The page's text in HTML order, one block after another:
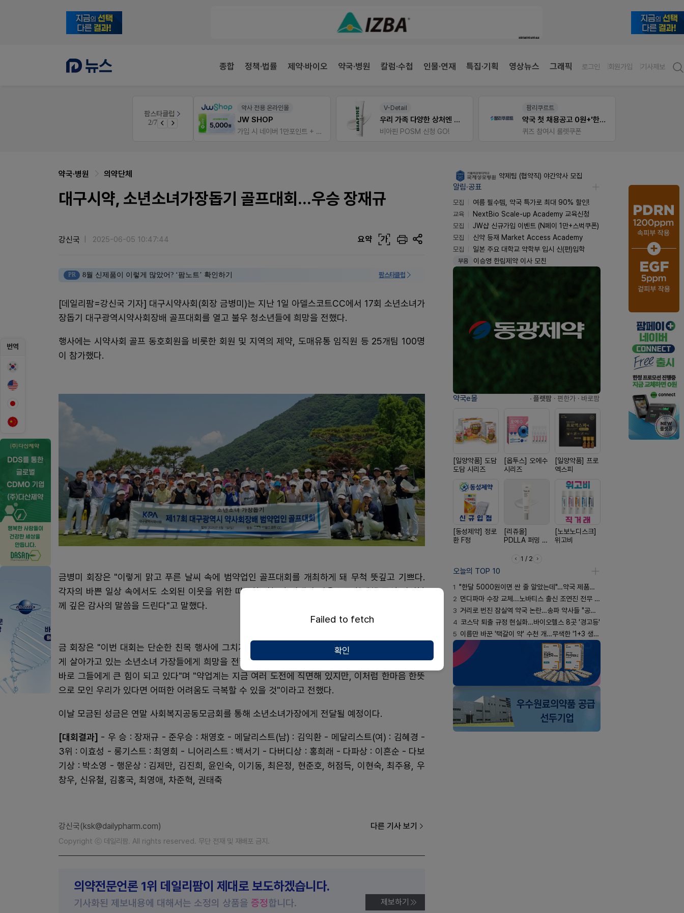
종합 정책·법률 제약·바이오 약국·병원 칼럼·수첩 인물·연재 특집·기획 영상뉴스 그래픽 로그인 회원가입 기사제보
팜스타클럽
3/7
근육통은 오래가니깐!
약사 전용 온라인몰
JW SHOP
가입 시 네이버 1만포인트 + 스벅쿠폰
V-Detail
우리 가족 다양한 상처엔 비아핀!
비아핀 POSM 신청 GO!
팜리쿠르트
약국 첫 채용공고 0원+'한번 더' 무료 연장
퀴즈 참여시 룰렛쿠폰
번역
약국·병원 의약단체
대구시약, 소년소녀가장돕기 골프대회...우승 장재규
강신국 2025-06-05 10:47:44 요약 가
PR 8월 신제품이 이렇게 많았어? ‘팜노트’ 확인하기 팜스타클럽
[데일리팜=강신국 기자] 대구시약사회(회장 금병미)는 지난 1일 아델스코트CC에서 17회 소년소녀가
장돕기 대구광역시약사회장배 골프대회를 열고 불우 청소년들에 희망을 전했다.
행사에는 시약사회 골프 동호회원을 비롯한 회원 및 지역의 제약, 도매유통 임직원 등 25개팀 100명
이 참가했다.
금병미 회장은 "이렇게 맑고 푸른 날씨 속에 범약업인 골프대회를 개최하게 돼 무척 뜻깊고 기쁘다.
각자의 바쁜 일상 속에서도 소외된 이웃을 위한 따뜻한 나눔과 연대의 마음으로 함께해 주신 여러분
께 깊은 감사의 말씀을 드린다"고 말했다.
금 회장은 "이번 대회는 단순한 친목 행사에 그치지 않고, 우리 지역의 어려운 환경 속에서도 꿋꿋하
게 살아가고 있는 소년소녀 가장들에게 희망을 전할 수 있는 대회다. 여러분의 소중한 참여와 성원이
바로 그들에게 큰 힘이 되고 있다"며 "약업계는 지금 여러 도전에 직면해 있지만, 이처럼 한마음 한뜻
으로 모인 우리가 있다면 어떠한 어려움도 극복할 수 있을 것"이라고 전했다.
이날 모금된 성금은 연말 사회복지공동모금회를 통해 소년소녀가장에게 전달될 예정이다.
[대회결과] - 우 승 : 장재규 - 준우승 : 채영호 - 메달리스트(남) : 김익환 - 메달리스트(여) : 김혜경 -
3위 : 이효성 - 롱기스트 : 최영희 - 니어리스트 : 백서기 - 다버디상 : 홍희래 - 다파상 : 이흔순 - 다보
기상 : 박소영 - 행운상 : 김제만, 김진희, 윤인숙, 이기동, 최은정, 현준호, 허점득, 이현숙, 최주용, 우
창우, 신유철, 김홍국, 최영애, 차준혁, 권태축
강신국(ksk@dailypharm.com) 다른 기사 보기
Copyright ⓒ 데일리팜. All rights reserved. 무단 전재 및 재배포 금지.
의약전문언론 1위 데일리팜이 제대로 보도하겠습니다.
기사화된 제보내용에 대해서는 소정의 상품을 증정합니다. 제보하기
약제팀 (협약직) 야간약사 모집
알림·공표
모집
여름 필수템, 약국 특가로 최대 90% 할인!
교육
NextBio Scale-up Academy 교육신청
모집
JW샵 신규가입 이벤트 (N페이 1만+스벅쿠폰)
모집
신약 등재 Market Access Academy
모집
일본 주요 대학교 약학부 입시 신(편)입학
부음 이승영 한림제약 이사 모친
약국e몰 · 플랫팜 · 편한가 · 바로팜
[일양약품] 도담
도담 시리즈
[옵투스] 오에수
시리즈
[일양약품] 프로
엑스피
[동성제약] 정로
환 F정
[리쥬올]
PDLLA 퍼밍 크
[노보노디스크]
위고비
1 / 2
오늘의 TOP 10
1 "한달 5000원이면 싼 줄 알았는데"…약국 제품과 비교해보니
2 먼디파마 수장 교체...노바티스 출신 조연진 전무 내정
3 거리로 번진 잠실역 약국 논란…송파 약사들 "공공성 훼손"
4 코스닥 퇴출 규정 현실화…바이오헬스 8곳 '경고등'
5 이름만 바꾼 '택갈이 약' 수천 개…무색한 '1+3 생동'
Failed to fetch
확인